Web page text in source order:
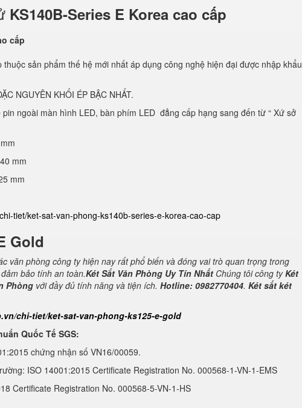
KS140B-Series E Korea cao cấp
sản phẩm thế hệ mới nhất áp dụng công nghệ hiện đại được nhập khẩu
NGUYÊN KHỐI ÉP BẬC NHẤT.
ngoài màn hình LED, bàn phím LED đẳng cấp hạng sang đến từ “ Xứ sở
mm
mm
tiet/ket-sat-van-phong-ks140b-series-e-korea-cao-cap
Gold
văn phòng công ty hiện nay rất phổ biến và đóng vai trò quan trọng trong
bảo tính an toàn.Két Sắt Văn Phòng Uy Tín Nhất Chúng tôi công tyKét
Phòng với đầy đủ tính năng và tiện ích. Hotline: 0982770404. Két sắt két
chi-tiet/ket-sat-van-phong-ks125-e-gold
Quốc Tế SGS:
chứng nhận số VN16/00059.
ISO 14001:2015 Certificate Registration No. 000568-1-VN-1-EMS
Certificate Registration No. 000568-5-VN-1-HS